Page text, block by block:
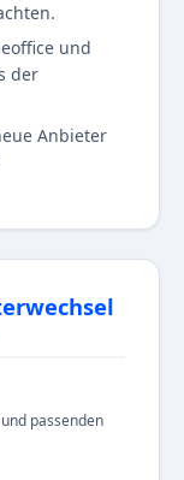
und
der
Anbieter
passenden